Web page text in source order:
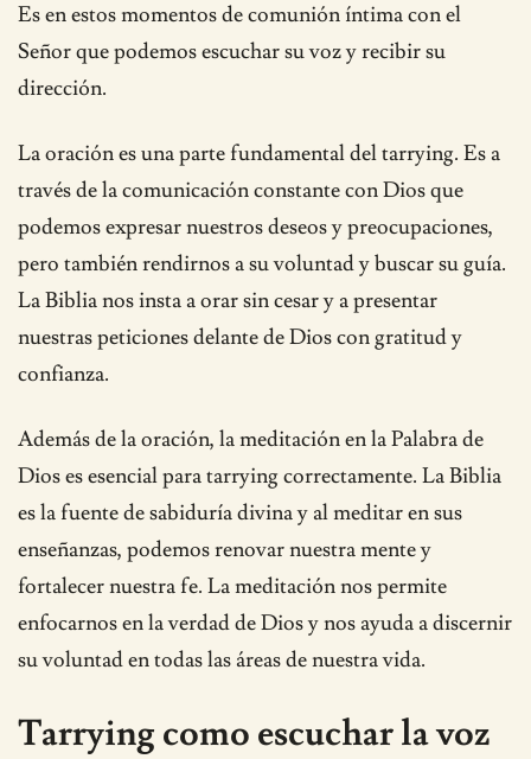
Es en estos momentos de comunión íntima con el
Señor que podemos escuchar su voz y recibir su
dirección.
La oración es una parte fundamental del tarrying. Es a
través de la comunicación constante con Dios que
podemos expresar nuestros deseos y preocupaciones,
pero también rendirnos a su voluntad y buscar su guía.
La Biblia nos insta a orar sin cesar y a presentar
nuestras peticiones delante de Dios con gratitud y
confianza.
Además de la oración, la meditación en la Palabra de
Dios es esencial para tarrying correctamente. La Biblia
es la fuente de sabiduría divina y al meditar en sus
enseñanzas, podemos renovar nuestra mente y
fortalecer nuestra fe. La meditación nos permite
enfocarnos en la verdad de Dios y nos ayuda a discernir
su voluntad en todas las áreas de nuestra vida.
Tarrying como escuchar la voz